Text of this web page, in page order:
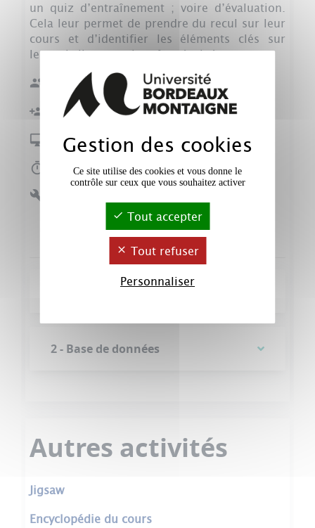
un quiz d’entraînement ; voire d’évaluation.
Cela leur permet de prendre du recul sur leur
cours et d’identifier les éléments clés sur
lesquels ils pourraient être évalués.
Effectif : ≤ 50
Individuel
Présentiel ou distanciel
Plusieurs séances ou en autonomie
e-campus : glossaire
e-campus : base de données
2 - Base de données
Autres activités
Jigsaw
Encyclopédie du cours
Gestion des cookies
Ce site utilise des cookies et vous donne le
contrôle sur ceux que vous souhaitez activer
Tout accepter
Tout refuser
Personnaliser